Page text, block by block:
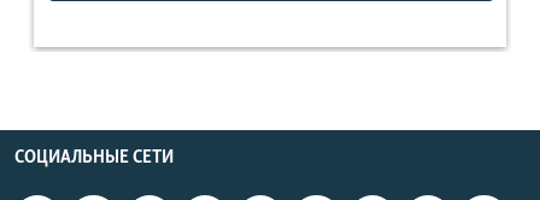
СОЦИАЛЬНЫЕ СЕТИ